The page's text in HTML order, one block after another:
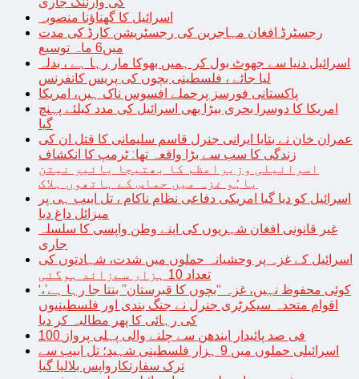
اسرائیل کا گھناؤنا منصوبہ
رجسٹرڈ افغان مہاجرین کی رجسٹریشن کارڈ کی مدت
میں6 ماہ توسیع
اسرائیل دنیا سے جھوٹ بول کر ہمیں بھوکا مار رہا ہے ، بدلہ
لیا جائے ، فلسطینی بچوں کی پریس کانفرنس
پاکستانی فورسز پرحملے افسوس ناک ہیں، امریکا
امریکا کا دوسرا بحری بیڑا بھی اسرائیل کی مدد کیلئے پہنچ
گیا
عمران خان نے بتایا ایرانی جنرل قاسم سلیمانی کا قتل ان کی
زندگی کا سب سے بڑا واقعہ تھا: ٹرمپ کا انکشاف
اسرائیلی وزیراعظم کا بھتیجا یائیر نیتن
یاہُو غزہ میں حماس کے ہاتھوں ہلاک
اسرائیل کو دیا گیا امریکی دفاعی نظام ناکام ، تل ابیب ہی پر
میزائل داغ دیا
غیر قانونی افغان شہریوں کی اپنے وطن واپسی کا سلسلہ
جاری
اسرائیل کے غزہ پر وحشیانہ حملوں میں شدت، شہادتوں کی
تعداد 10 ہزار سےزائد ہوگئی
‘کوئی محفوظ نہیں، غزہ “بچوں کا قبرستان” بنتا جا رہا ہے’،
اقوام متحدہ سیکرٹری جنرل نے جنگ بندی اور فلسطینیوں
کی رہائی کا پھر مطالبہ کر دیا
100 فی صد پائیدار ایندھن سے چلنے والی پہلی پرواز
اسرائیلی حملوں میں 9 ہزار فلسطینی شہید؛ تل ابیب سے
ترک سفارتکارواپس بلالیا گیا